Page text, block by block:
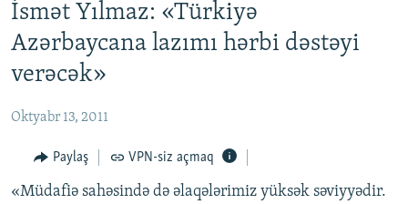
qayıt
Əsas
naviqasiyaya
qayıt
Axtarışa
KORRUPSIOMETR
FƏRQƏ BAX
QANUNI DOĞRU
ARAŞDIRMA
İsmət Yılmaz: «Türkiyə
Azərbaycana lazımı hərbi dəstəyi
verəcək»
Oktyabr 13, 2011
Paylaş VPN-siz açmaq
«Müdafiə sahəsində də əlaqələrimiz yüksək səviyyədir.